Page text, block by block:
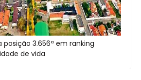
3.656ª em ranking
de vida